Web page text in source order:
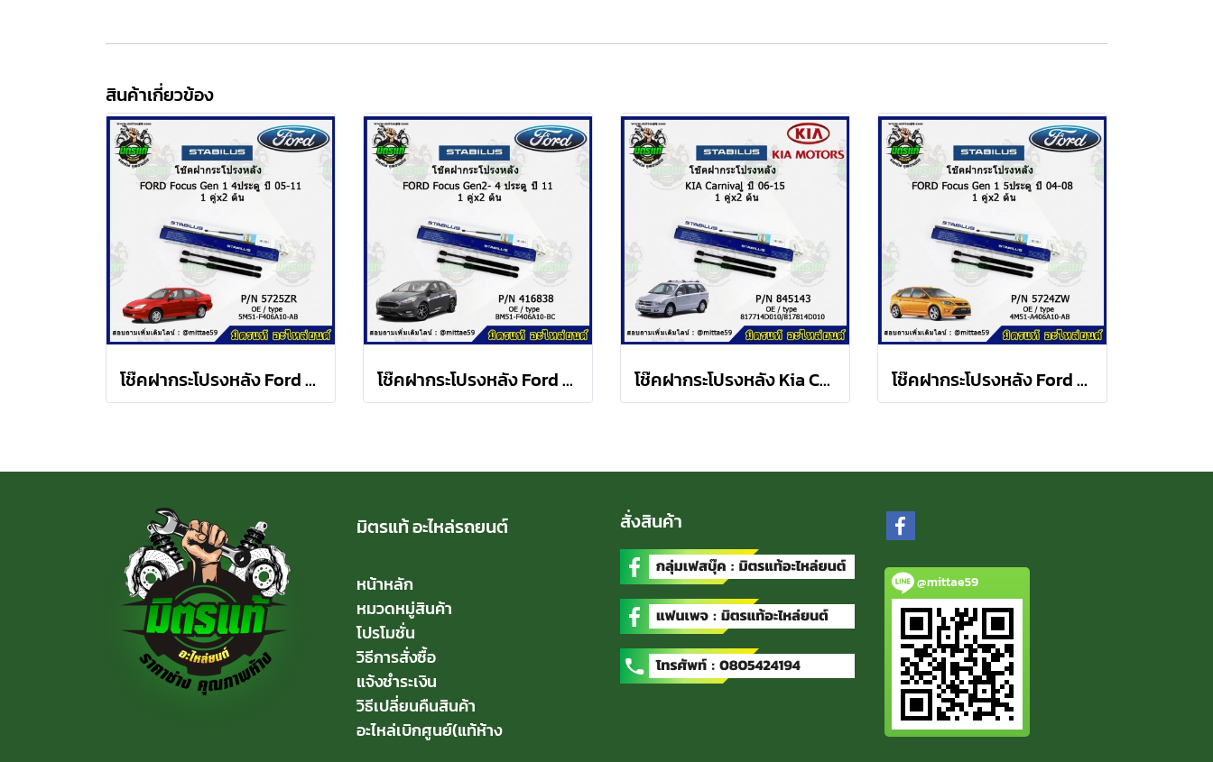
สินค้าเกี่ยวข้อง
โช๊คฝากระโปรงหลัง Ford Focus Gen 1 ปี 05-11 โฟกัส 4 ประตู 1 คู่ (2 ต้น) STABILUS โช๊คฝากระโปรงหลัง Ford Focus Gen 2 ปี 11 โฟกัส 4 ประตู 1 คู่ (2 ต้น) STABILUS โช๊คฝากระโปรงหลัง Kia Carnival ปี 06-15 เกียร์ คานิวัล 1 คู่ (2 ต้น) STABILUS โช๊คฝากระโปรงหลัง Ford Focus Gen 1 ปี 04-08 โฟกัส 5 ประตู 1 คู่ (2 ต้น) STABILUS
มิตรแท้ อะไหล่รถยนต์
หน้าหลัก
หมวดหมู่สินค้า
โปรโมชั่น
วิธีการสั่งซื้อ
แจ้งชำระเงิน
วิธีเปลี่ยนคืนสินค้า
อะไหล่เบิกศูนย์(แท้ห้าง
สั่งสินค้า
@mittae59